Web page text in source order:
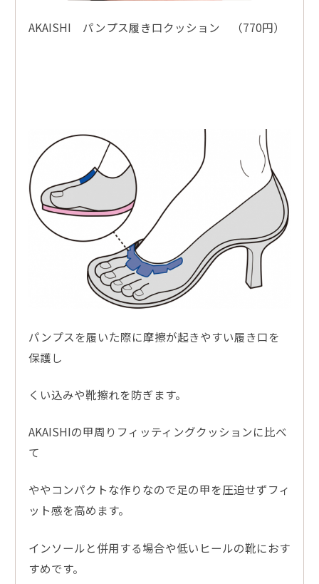
AKAISHI パンプス履き口クッション （770円）
パンプスを履いた際に摩擦が起きやすい履き口を
保護し
くい込みや靴擦れを防ぎます。
AKAISHIの甲周りフィッティングクッションに比べ
て
ややコンパクトな作りなので足の甲を圧迫せずフィ
ット感を高めます。
インソールと併用する場合や低いヒールの靴におす
すめです。